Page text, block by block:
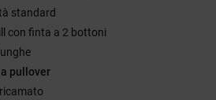
standard
con finta a 2 bottoni
pullover